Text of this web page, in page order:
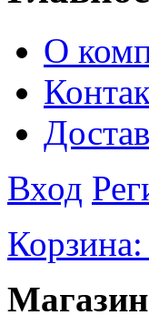
О
Вход
Корзина: